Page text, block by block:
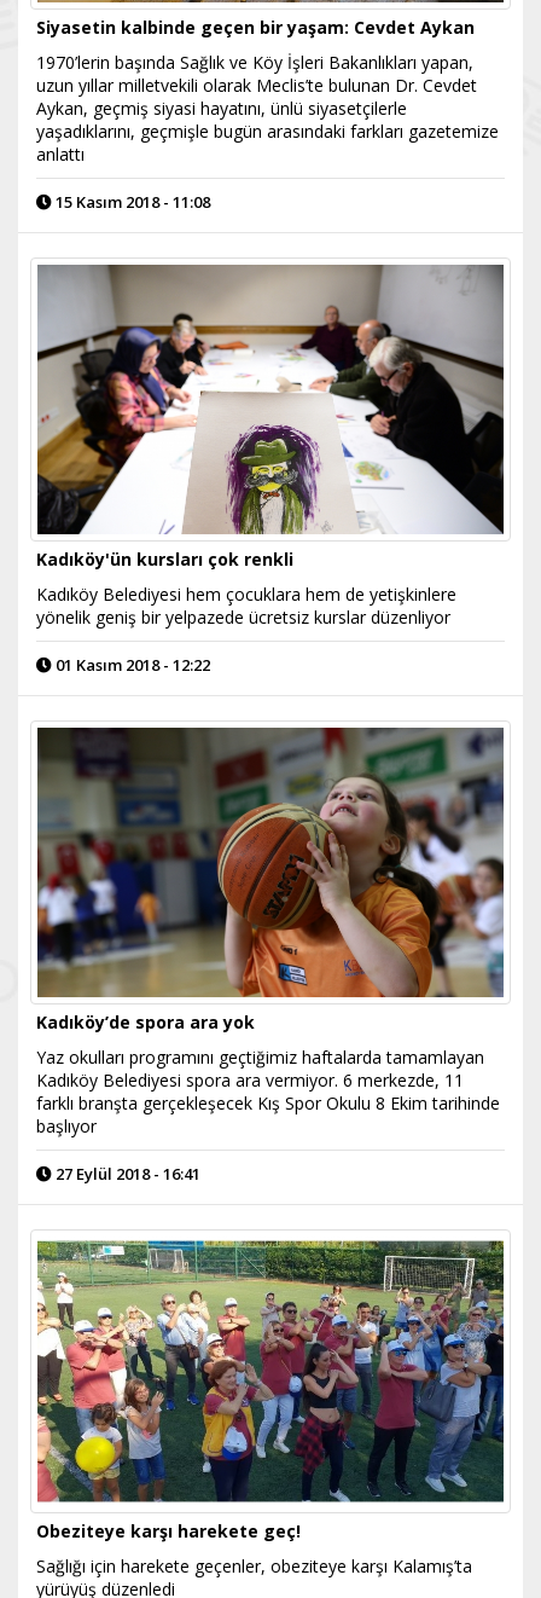
Siyasetin kalbinde geçen bir yaşam: Cevdet Aykan
1970’lerin başında Sağlık ve Köy İşleri Bakanlıkları yapan,
uzun yıllar milletvekili olarak Meclis’te bulunan Dr. Cevdet
Aykan, geçmiş siyasi hayatını, ünlü siyasetçilerle
yaşadıklarını, geçmişle bugün arasındaki farkları gazetemize
anlattı
15 Kasım 2018 - 11:08
Kadıköy'ün kursları çok renkli
Kadıköy Belediyesi hem çocuklara hem de yetişkinlere
yönelik geniş bir yelpazede ücretsiz kurslar düzenliyor
01 Kasım 2018 - 12:22
Kadıköy’de spora ara yok
Yaz okulları programını geçtiğimiz haftalarda tamamlayan
Kadıköy Belediyesi spora ara vermiyor. 6 merkezde, 11
farklı branşta gerçekleşecek Kış Spor Okulu 8 Ekim tarihinde
başlıyor
27 Eylül 2018 - 16:41
Obeziteye karşı harekete geç!
Sağlığı için harekete geçenler, obeziteye karşı Kalamış’ta
yürüyüş düzenledi